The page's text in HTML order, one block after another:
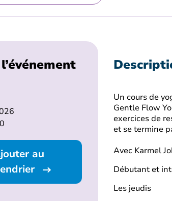
au
Un cours de
Gentle Flow
exercices de
et se termine
Avec Karmel
Débutant et
Les jeudis